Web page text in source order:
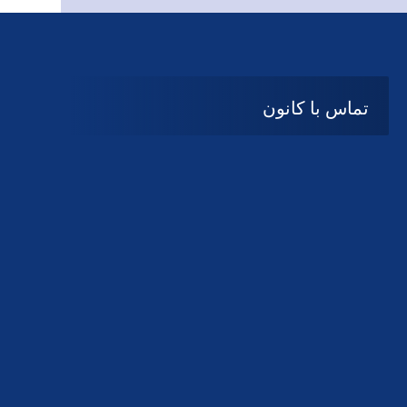
تماس با کانون